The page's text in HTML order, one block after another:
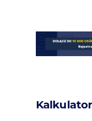
Kalkulator